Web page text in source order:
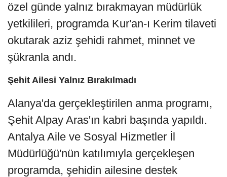
özel günde yalnız bırakmayan müdürlük
yetkilileri, programda Kur'an-ı Kerim tilaveti
okutarak aziz şehidi rahmet, minnet ve
şükranla andı.
Şehit Ailesi Yalnız Bırakılmadı
Alanya'da gerçekleştirilen anma programı,
Şehit Alpay Aras'ın kabri başında yapıldı.
Antalya Aile ve Sosyal Hizmetler İl
Müdürlüğü'nün katılımıyla gerçekleşen
programda, şehidin ailesine destek